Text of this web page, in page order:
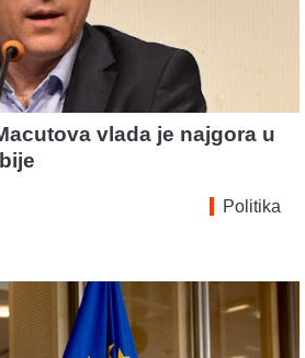
vlada je najgora u
Politika